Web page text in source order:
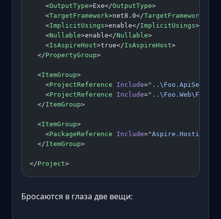
    <
OutputType>Exe</OutputType>
    <
TargetFramework>net8.0</TargetFramework
    <
ImplicitUsings>enable</ImplicitUsings>
    <
Nullable>enable</Nullable>
    <
IsAspireHost>true</IsAspireHost>
  </
PropertyGroup>
  <
ItemGroup>
    <
ProjectReference Include=
    <
ProjectReference Include=
  </
ItemGroup>
  <
ItemGroup>
    <
PackageReference Include="Aspire.Hosting"
  </
ItemGroup>
</Project>
Бросаются в глаза две вещи: